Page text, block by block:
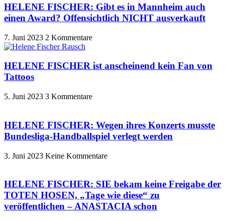
HELENE FISCHER: Gibt es in Mannheim auch
einen Award? Offensichtlich NICHT ausverkauft
7. Juni 2023 2 Kommentare
HELENE FISCHER ist anscheinend kein Fan von
Tattoos
5. Juni 2023 3 Kommentare
HELENE FISCHER: Wegen ihres Konzerts musste
Bundesliga-Handballspiel verlegt werden
3. Juni 2023 Keine Kommentare
HELENE FISCHER: SIE bekam keine Freigabe der
TOTEN HOSEN, „Tage wie diese“ zu
veröffentlichen – ANASTACIA schon